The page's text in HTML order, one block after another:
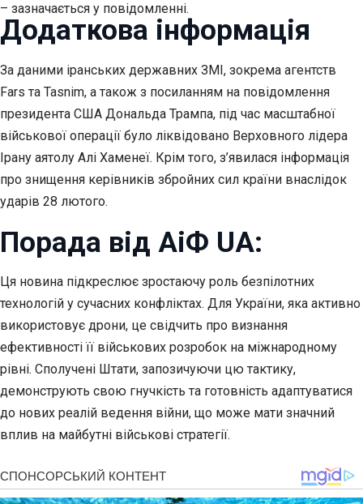
– зазначається у повідомленні.
Додаткова інформація
За даними іранських державних ЗМІ, зокрема агентств
Fars та Tasnim, а також з посиланням на повідомлення
президента США Дональда Трампа, під час масштабної
військової операції було ліквідовано Верховного лідера
Ірану аятолу Алі Хаменеї. Крім того, з’явилася інформація
про знищення керівників збройних сил країни внаслідок
ударів 28 лютого.
Порада від АіФ UA:
Ця новина підкреслює зростаючу роль безпілотних
технологій у сучасних конфліктах. Для України, яка активно
використовує дрони, це свідчить про визнання
ефективності її військових розробок на міжнародному
рівні. Сполучені Штати, запозичуючи цю тактику,
демонструють свою гнучкість та готовність адаптуватися
до нових реалій ведення війни, що може мати значний
вплив на майбутні військові стратегії.